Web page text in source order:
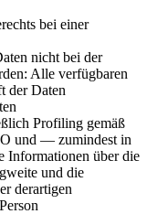
bei einer
nicht bei der
Alle verfügbaren
der Daten
Profiling gemäß
und — zumindest in
Informationen über die
und die
derartigen